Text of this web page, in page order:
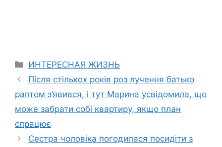
Categories
ИНТЕРЕСНАЯ ЖИЗНЬ
Після стількох років роз лучення батько
раптом з’явився, і тут Марина усвідомила, що
може забрати собі квартиру, якщо план
спрацює
Сестра чоловіка погодилася посидіти з